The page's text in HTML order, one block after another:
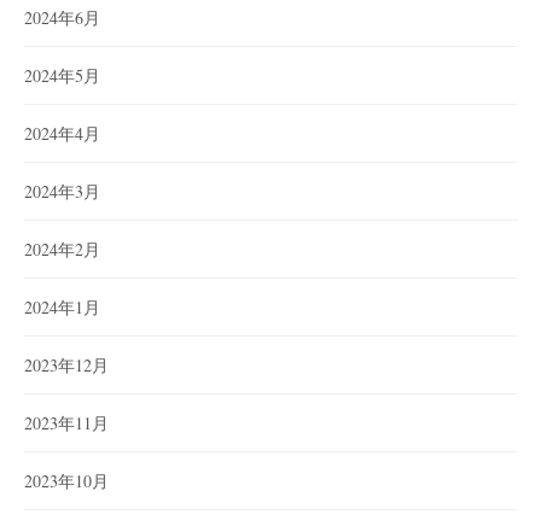
2024年6月
2024年5月
2024年4月
2024年3月
2024年2月
2024年1月
2023年12月
2023年11月
2023年10月